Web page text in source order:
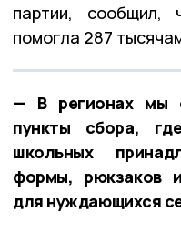
партии,
помогла 287
— В регионах мы
пункты сбора,
школьных
формы, рюкзаков
для нуждающихся